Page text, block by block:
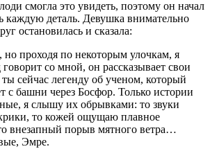
смогла это увидеть, поэтому он начал
каждую деталь. Девушка внимательно
остановилась и сказала:
проходя по некоторым улочкам, я
со мной, он рассказывает свои
сейчас легенду об ученом, который
с башни через Босфор. Только истории
я слышу их обрывками: то звуки
то кожей ощущаю плавное
внезапный порыв мятного ветра…
Эмре.